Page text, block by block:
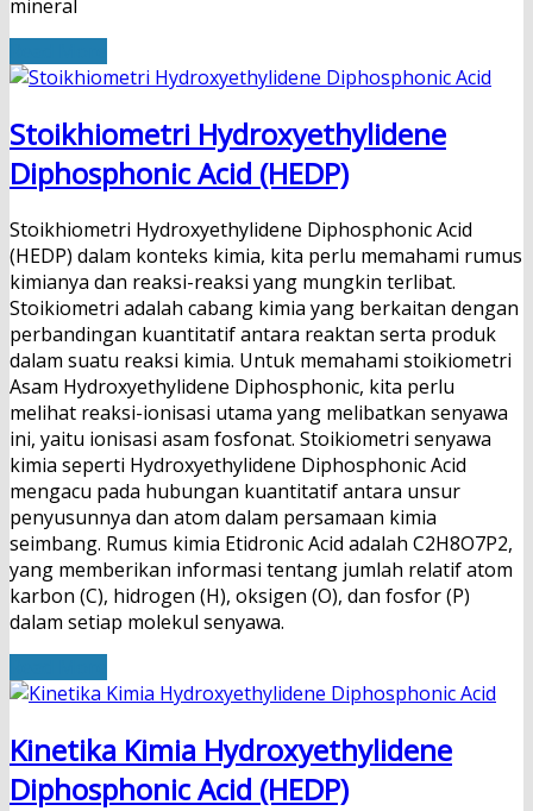
mineral
Stoikhiometri Hydroxyethylidene
Diphosphonic Acid (HEDP)
Stoikhiometri Hydroxyethylidene Diphosphonic Acid
(HEDP) dalam konteks kimia, kita perlu memahami rumus
kimianya dan reaksi-reaksi yang mungkin terlibat.
Stoikiometri adalah cabang kimia yang berkaitan dengan
perbandingan kuantitatif antara reaktan serta produk
dalam suatu reaksi kimia. Untuk memahami stoikiometri
Asam Hydroxyethylidene Diphosphonic, kita perlu
melihat reaksi-ionisasi utama yang melibatkan senyawa
ini, yaitu ionisasi asam fosfonat. Stoikiometri senyawa
kimia seperti Hydroxyethylidene Diphosphonic Acid
mengacu pada hubungan kuantitatif antara unsur
penyusunnya dan atom dalam persamaan kimia
seimbang. Rumus kimia Etidronic Acid adalah C2H8O7P2,
yang memberikan informasi tentang jumlah relatif atom
karbon (C), hidrogen (H), oksigen (O), dan fosfor (P)
dalam setiap molekul senyawa.
Kinetika Kimia Hydroxyethylidene
Diphosphonic Acid (HEDP)